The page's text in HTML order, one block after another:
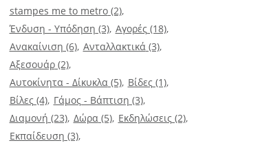
stampes me to metro(2)
Ένδυση - Υπόδηση (3) Αγορές(18)
Ανακαίνιση (6) Ανταλλακτικά (3)
Αξεσουάρ(2)
Αυτοκίνητα - Δίκυκλα (5) Βίδες(1)
Βίλες(4) Γάμος - Βάπτιση (3)
Διαμονή (23) Δώρα (5) Εκδηλώσεις(2)
Εκπαίδευση (3)